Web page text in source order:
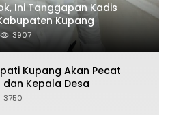
Ini Tanggapan Kadis
Kupang
3907
Kupang Akan Pecat
dan Kepala Desa
3750